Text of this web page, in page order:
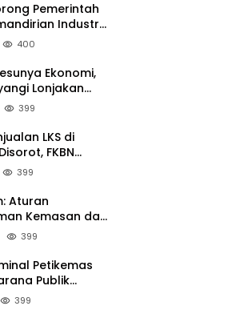
Pemerintah
Industri
Lewat PT
400
Ekonomi,
Lonjakan
399
LKS di
FKBN
Dinas
399
Aturan
Kemasan dan
Tambahan
399
Petikemas
Publik
Terminal Teluk
399